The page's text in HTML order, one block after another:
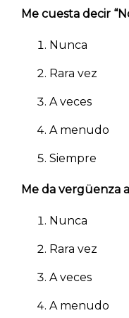
Me cuesta decir
Nunca
Rara vez
A veces
A menudo
Siempre
Me da vergüenza
Nunca
Rara vez
A veces
A menudo